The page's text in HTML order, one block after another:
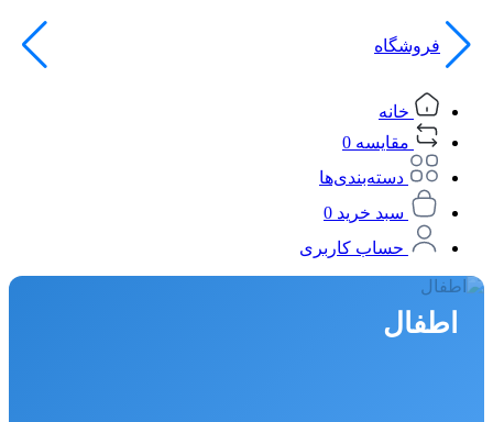
فروشگاه
خانه
مقایسه 0
دسته‌بندی‌ها
سبد خرید 0
حساب کاربری
اطفال